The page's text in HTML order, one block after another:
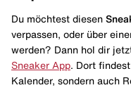
Du möchtest diesen
verpassen, oder über
werden? Dann hol dir
Sneaker App . Dort
Kalender, sondern auch